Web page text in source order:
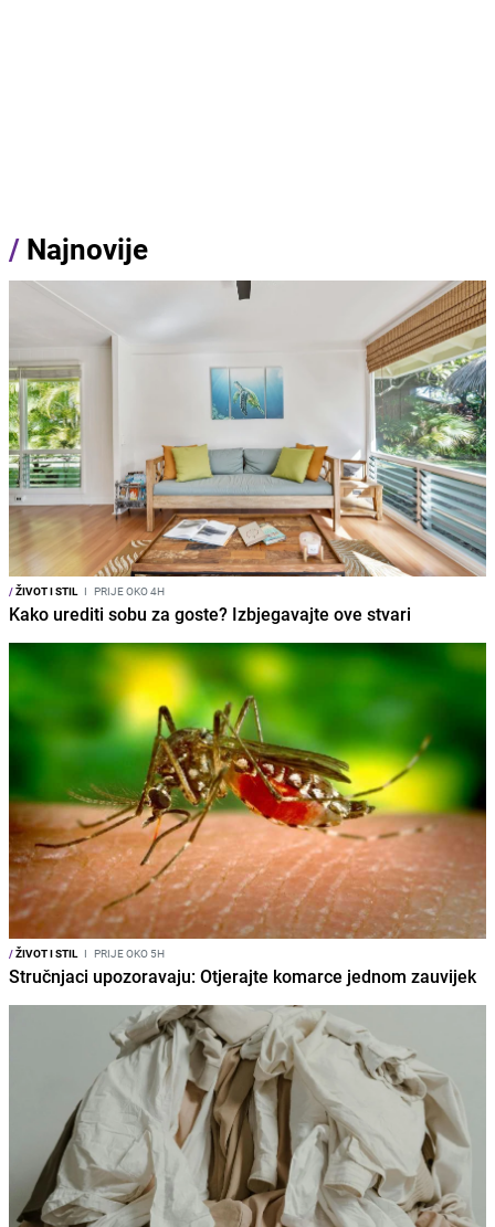
/ Najnovije
/ŽIVOT I STIL I PRIJE OKO 4H
Kako urediti sobu za goste? Izbjegavajte ove stvari
/ŽIVOT I STIL I PRIJE OKO 5H
Stručnjaci upozoravaju: Otjerajte komarce jednom zauvijek